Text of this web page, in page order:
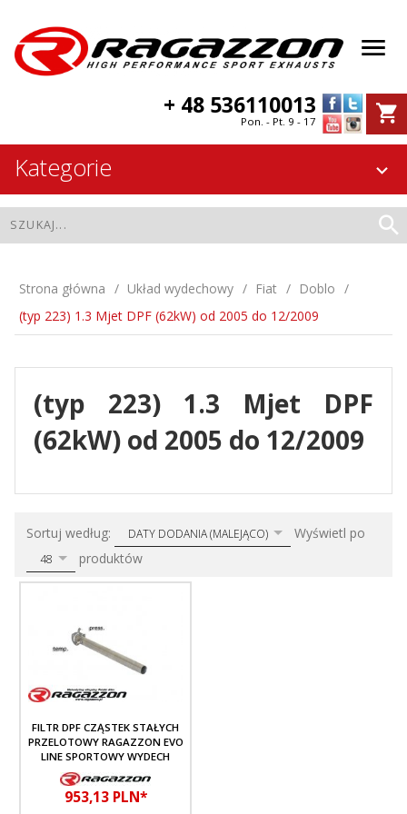
+ 48 536110013
Pon. - Pt. 9 - 17
Kategorie
Strona główna Układ wydechowy Fiat
Doblo
(typ 223) 1.3 Mjet DPF (62kW) od 2005 do 12/2009
(typ 223) 1.3 Mjet DPF
(62kW) od 2005 do 12/2009
Sortuj według: sortDATY DODANIA (MALEJĄCO) Wyświetl po
48 produktów
FILTR DPF CZĄSTEK STAŁYCH
PRZELOTOWY RAGAZZON EVO
LINE SPORTOWY WYDECH
953,13 PLN*